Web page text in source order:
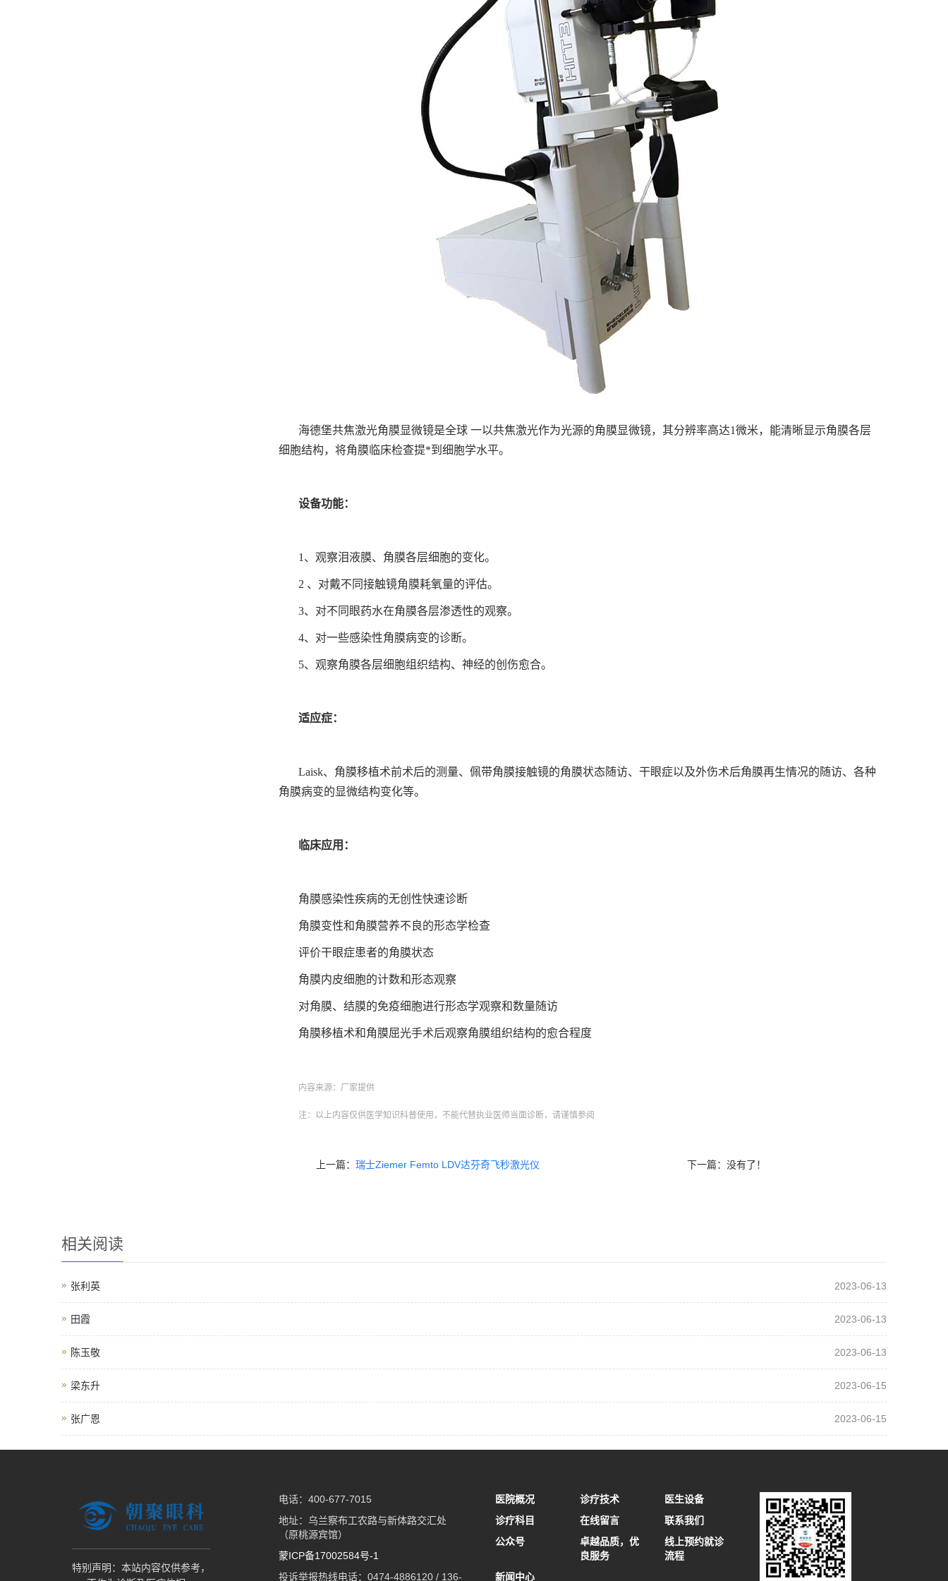
海德堡共焦激光角膜显微镜是全球 一以共焦激光作为光源的角膜显微镜，其分辨率高达1微米，能清晰显示角膜各层
细胞结构，将角膜临床检查提*到细胞学水平。
设备功能：
1、观察泪液膜、角膜各层细胞的变化。
2 、对戴不同接触镜角膜耗氧量的评估。
3、对不同眼药水在角膜各层渗透性的观察。
4、对一些感染性角膜病变的诊断。
5、观察角膜各层细胞组织结构、神经的创伤愈合。
适应症：
Laisk、角膜移植术前术后的测量、佩带角膜接触镜的角膜状态随访、干眼症以及外伤术后角膜再生情况的随访、各种
角膜病变的显微结构变化等。
临床应用：
角膜感染性疾病的无创性快速诊断
角膜变性和角膜营养不良的形态学检查
评价干眼症患者的角膜状态
角膜内皮细胞的计数和形态观察
对角膜、结膜的免疫细胞进行形态学观察和数量随访
角膜移植术和角膜屈光手术后观察角膜组织结构的愈合程度
内容来源：厂家提供
注：以上内容仅供医学知识科普使用，不能代替执业医师当面诊断，请谨慎参阅
上一篇： 瑞士Ziemer Femto LDV达芬奇飞秒激光仪 下一篇：没有了！
相关阅读
张利英 2023-06-13
田霞 2023-06-13
陈玉敬 2023-06-13
梁东升 2023-06-15
张广恩 2023-06-15
特别声明：本站内容仅供参考，
电话：400-677-7015
地址：乌兰察布工农路与新体路交汇处
（原桃源宾馆）
蒙ICP备17002584号-1
投诉举报热线电话：0474-4886120 / 136-
医院概况 诊疗技术
医生设备
诊疗科目
在线留言
联系我们
公众号
卓越品质，优
良服务
线上预约就诊
流程
新闻中心